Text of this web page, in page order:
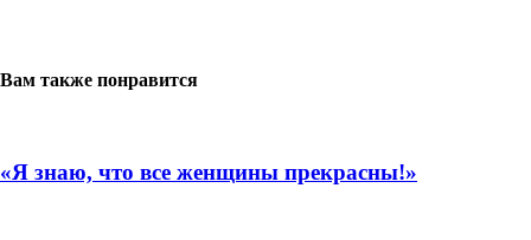
Вам также понравится
«Я знаю, что все женщины прекрасны!»